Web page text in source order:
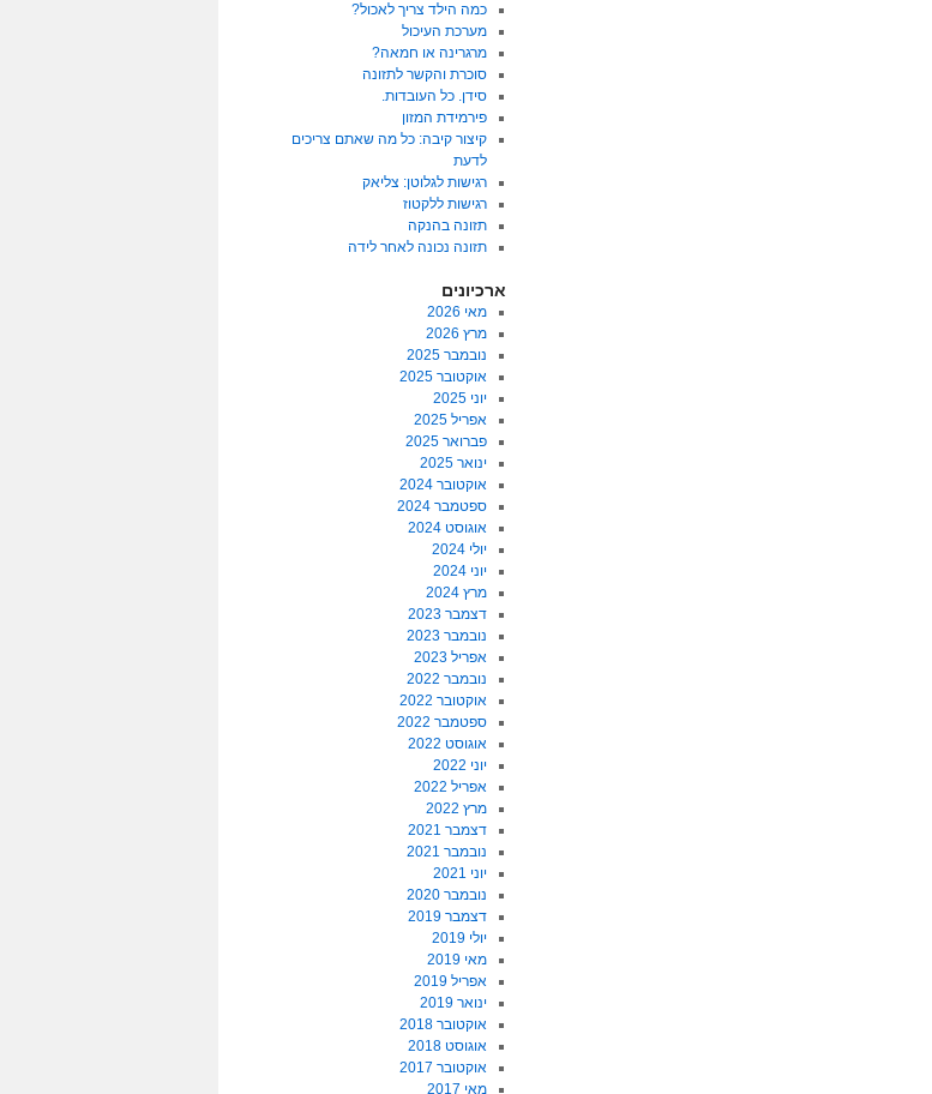
כמה הילד צריך לאכול?
מערכת העיכול
מרגרינה או חמאה?
סוכרת והקשר לתזונה
סידן. כל העובדות.
פירמידת המזון
קיצור קיבה: כל מה שאתם צריכים
לדעת
רגישות לגלוטן: צליאק
רגישות ללקטוז
תזונה בהנקה
תזונה נכונה לאחר לידה
ארכיונים
מאי 2026
מרץ 2026
נובמבר 2025
אוקטובר 2025
יוני 2025
אפריל 2025
פברואר 2025
ינואר 2025
אוקטובר 2024
ספטמבר 2024
אוגוסט 2024
יולי 2024
יוני 2024
מרץ 2024
דצמבר 2023
נובמבר 2023
אפריל 2023
נובמבר 2022
אוקטובר 2022
ספטמבר 2022
אוגוסט 2022
יוני 2022
אפריל 2022
מרץ 2022
דצמבר 2021
נובמבר 2021
יוני 2021
נובמבר 2020
דצמבר 2019
יולי 2019
מאי 2019
אפריל 2019
ינואר 2019
אוקטובר 2018
אוגוסט 2018
אוקטובר 2017
מאי 2017